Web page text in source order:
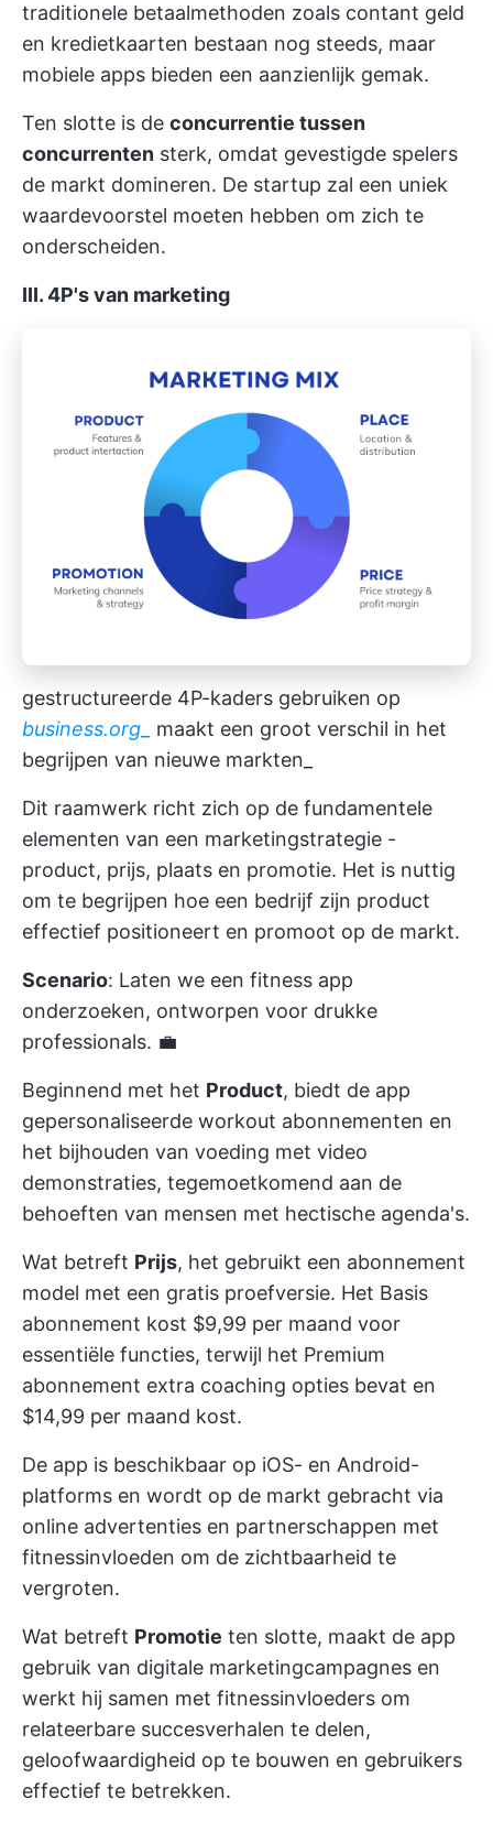
traditionele betaalmethoden zoals contant geld
en kredietkaarten bestaan nog steeds, maar
mobiele apps bieden een aanzienlijk gemak.
Ten slotte is de concurrentie tussen
concurrenten sterk, omdat gevestigde spelers
de markt domineren. De startup zal een uniek
waardevoorstel moeten hebben om zich te
onderscheiden.
III. 4P's van marketing
gestructureerde 4P-kaders gebruiken op
business.org_
maakt een groot verschil in het
begrijpen van nieuwe markten_
Dit raamwerk richt zich op de fundamentele
elementen van een marketingstrategie -
product, prijs, plaats en promotie. Het is nuttig
om te begrijpen hoe een bedrijf zijn product
effectief positioneert en promoot op de markt.
Scenario: Laten we een fitness app
onderzoeken, ontworpen voor drukke
professionals. 💼
Beginnend met het Product, biedt de app
gepersonaliseerde workout abonnementen en
het bijhouden van voeding met video
demonstraties, tegemoetkomend aan de
behoeften van mensen met hectische agenda's.
Wat betreft Prijs, het gebruikt een abonnement
model met een gratis proefversie. Het Basis
abonnement kost $9,99 per maand voor
essentiële functies, terwijl het Premium
abonnement extra coaching opties bevat en
$14,99 per maand kost.
De app is beschikbaar op iOS- en Android-
platforms en wordt op de markt gebracht via
online advertenties en partnerschappen met
fitnessinvloeden om de zichtbaarheid te
vergroten.
Wat betreft Promotie ten slotte, maakt de app
gebruik van digitale marketingcampagnes en
werkt hij samen met fitnessinvloeders om
relateerbare succesverhalen te delen,
geloofwaardigheid op te bouwen en gebruikers
effectief te betrekken.